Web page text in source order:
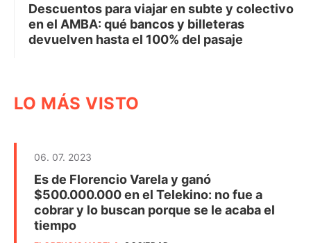
Descuentos para viajar en subte y colectivo
en el AMBA: qué bancos y billeteras
devuelven hasta el 100% del pasaje
LO MÁS VISTO
06. 07. 2023
Es de Florencio Varela y ganó
$500.000.000 en el Telekino: no fue a
cobrar y lo buscan porque se le acaba el
tiempo